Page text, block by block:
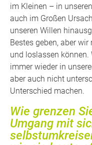
im Kleinen – in
auch im Großen
unseren Willen
Bestes geben, aber
und loslassen
immer wieder in
aber auch nicht
Unterschied machen.
Wie grenzen
Umgang mit